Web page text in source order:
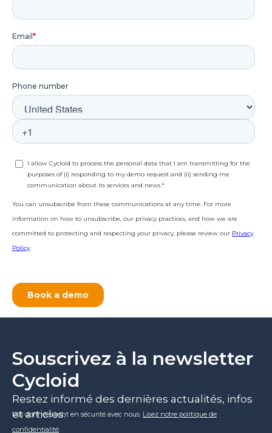
Souscrivez à la newsletter
Cycloid
Restez informé des dernières actualités, infos
et articles.
Vos données sont en sécurité avec nous. Lisez notre politique de
confidentialité.